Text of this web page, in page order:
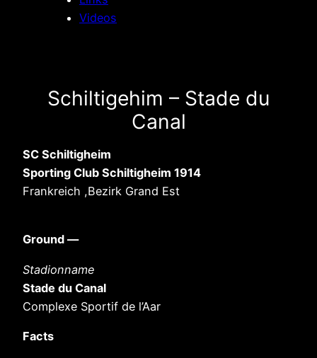
Videos
Schiltigehim – Stade du
Canal
SC Schiltigheim
Sporting Club Schiltigheim 1914
Frankreich ,Bezirk Grand Est
Ground —
Stadionname
Stade du Canal
Complexe Sportif de l’Aar
Facts